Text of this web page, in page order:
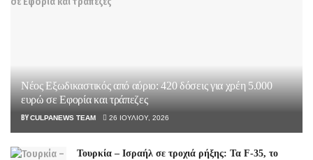
Νέος Εξωδικαστικός από αύριο: 420 δόσεις για χρέη 5.000
ευρώ σε Εφορία και τράπεζες
BYCULPANEWS TEAM 26 ΙΟΥΛΊΟΥ, 2026
Τουρκία – Ισραήλ σε τροχιά ρήξης: Τα F-35, το